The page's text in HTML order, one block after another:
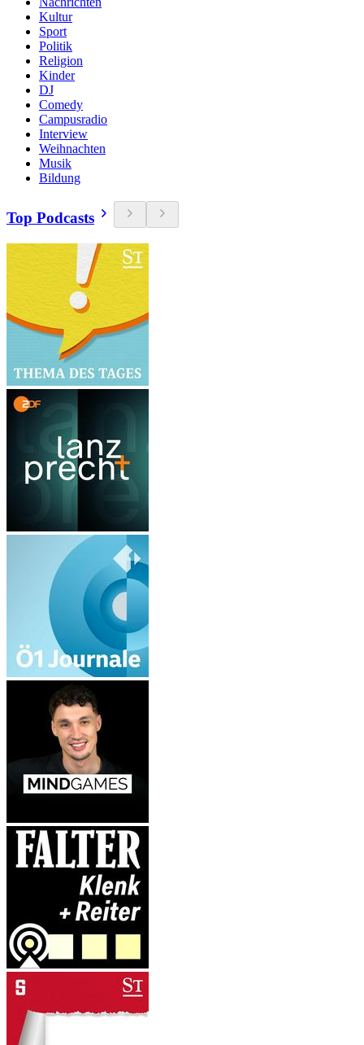
Kultur
Sport
Politik
Religion
Kinder
DJ
Comedy
Campusradio
Interview
Weihnachten
Musik
Bildung
Top Podcasts